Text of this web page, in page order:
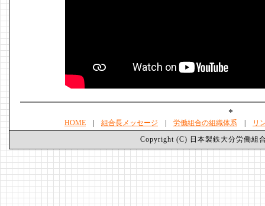
*
HOME 組合長メッセージ 労働組合の組織体系
リ
Copyright (C) 日本製鉄大分労働組